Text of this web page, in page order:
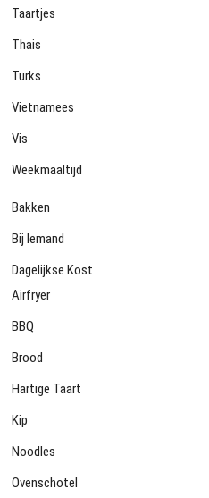
Taartjes
Thais
Turks
Vietnamees
Vis
Weekmaaltijd
Bakken
Bij Iemand
Dagelijkse Kost
Airfryer
BBQ
Brood
Hartige Taart
Kip
Noodles
Ovenschotel